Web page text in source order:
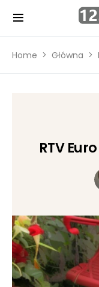
Home Główna
RTV